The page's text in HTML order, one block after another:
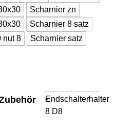
Scharnier zn
Scharnier 8 satz
nut 8
Scharnier satz
Endschalterhalter
8 D8
-